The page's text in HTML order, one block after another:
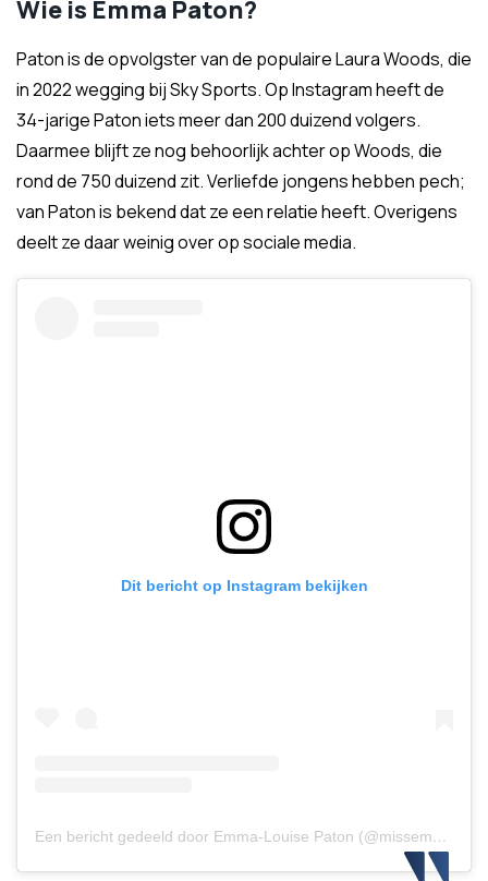
Wie is Emma Paton?
Paton is de opvolgster van de populaire Laura Woods, die
in 2022 wegging bij Sky Sports. Op Instagram heeft de
34-jarige Paton iets meer dan 200 duizend volgers.
Daarmee blijft ze nog behoorlijk achter op Woods, die
rond de 750 duizend zit. Verliefde jongens hebben pech;
van Paton is bekend dat ze een relatie heeft. Overigens
deelt ze daar weinig over op sociale media.
Dit bericht op Instagram bekijken
Een bericht gedeeld door Emma-Louise Paton (@missemmapaton)